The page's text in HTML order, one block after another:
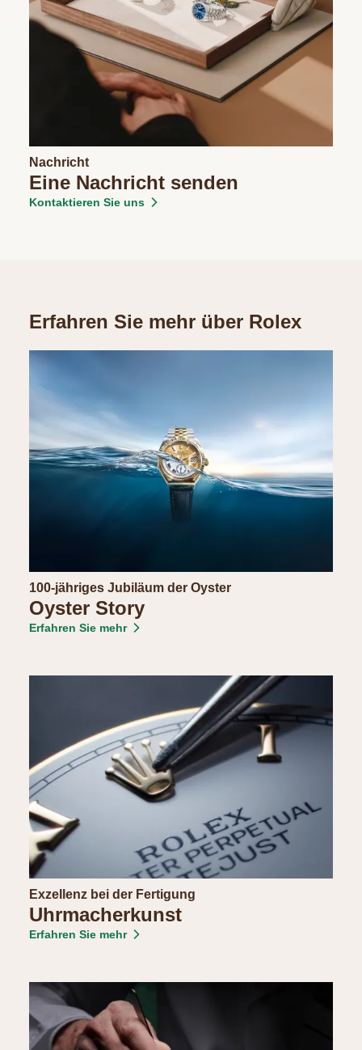
Nachricht
Eine Nachricht senden
Kontaktieren Sie uns
Erfahren Sie mehr über Rolex
100-jähriges Jubiläum der Oyster
Oyster Story
Erfahren Sie mehr
Exzellenz bei der Fertigung
Uhrmacherkunst
Erfahren Sie mehr